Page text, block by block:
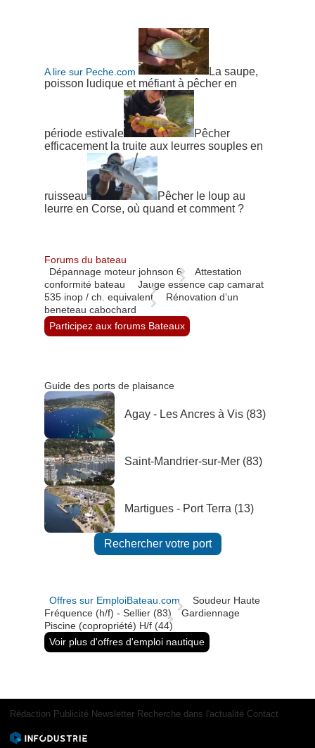
A lire sur Peche.com
La saupe,
poisson ludique et méfiant à pêcher en
période estivale
Pêcher
efficacement la truite aux leurres souples en
ruisseau
Pêcher le loup au
leurre en Corse, où quand et comment ?
Forums du bateau
Dépannage moteur johnson 6
Attestation
conformité bateau
Jauge essence cap camarat
535 inop / ch. equivalent
Rénovation d’un
beneteau cabochard
Participez aux forums Bateaux
Guide des ports de plaisance
Agay - Les Ancres à Vis (83)
Saint-Mandrier-sur-Mer (83)
Martigues - Port Terra (13)
Rechercher votre port
Offres sur EmploiBateau.com
Soudeur Haute
Fréquence (h/f) - Sellier (83)
Gardiennage
Piscine (copropriété) H/f (44)
Voir plus d'offres d'emploi nautique
Rédaction Publicité Newsletter Recherche dans l'actualité Contact